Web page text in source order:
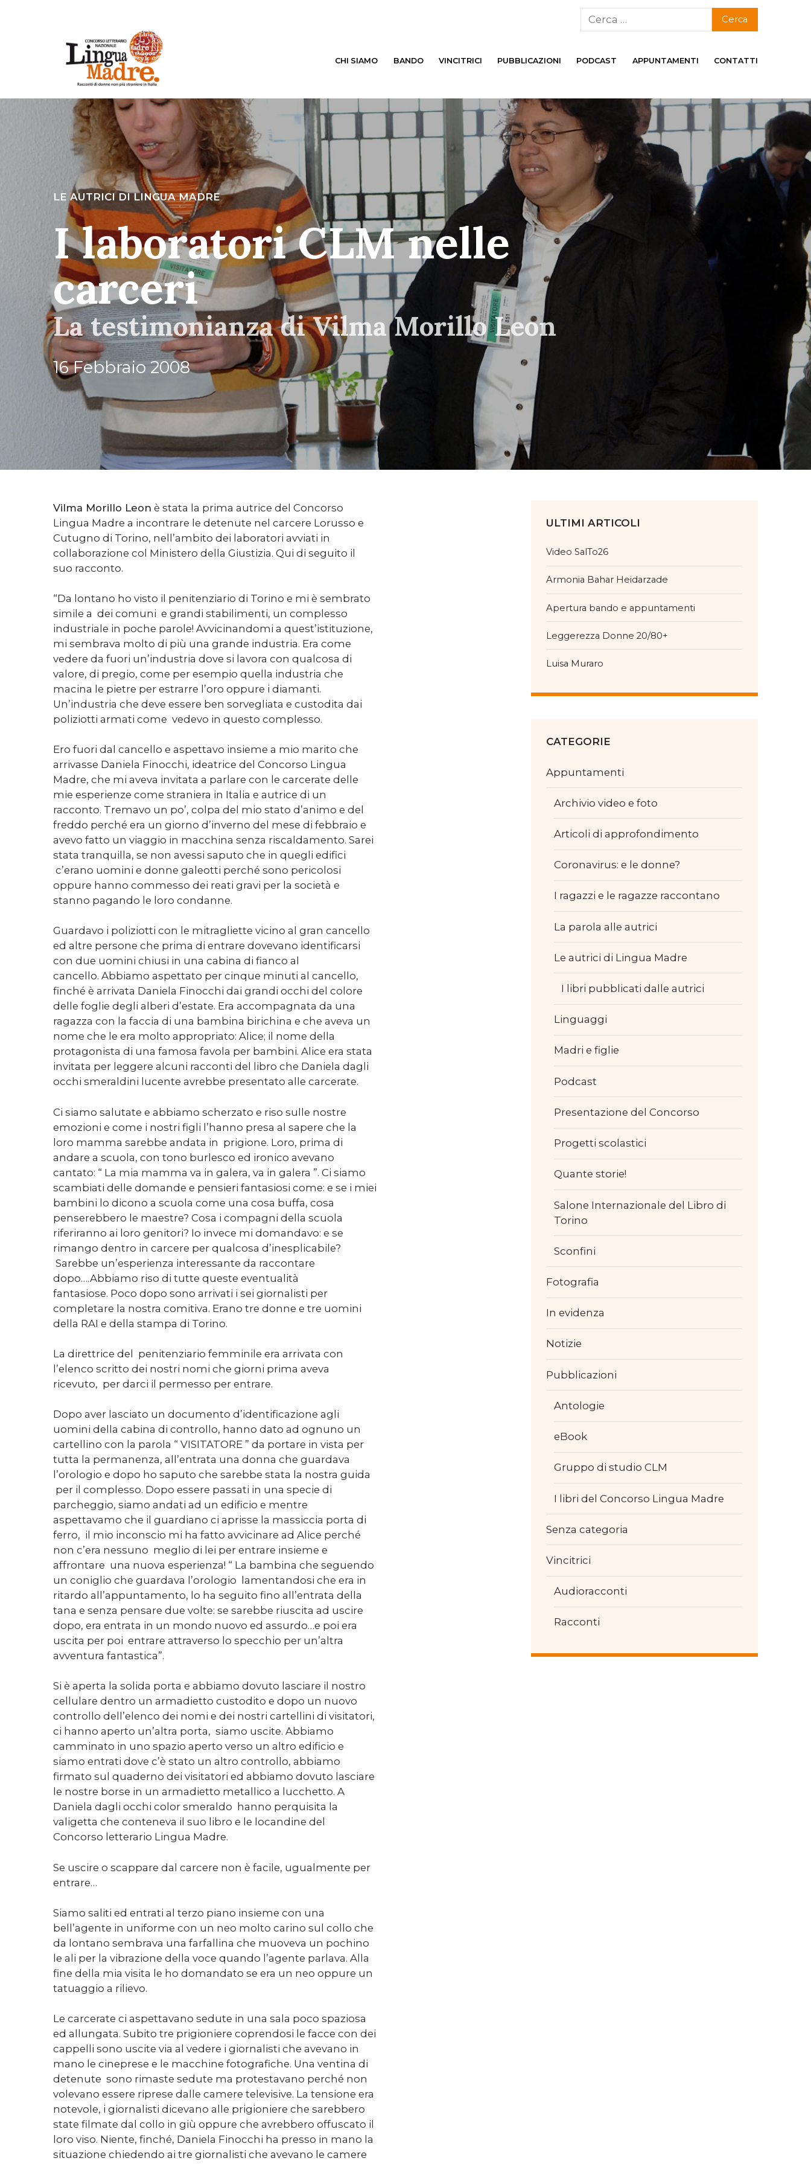
CHI SIAMO BANDO VINCITRICI PUBBLICAZIONI PODCAST APPUNTAMENTI CONTATTI
LE AUTRICI DI LINGUA MADRE
I laboratori CLM nelle
carceri
La testimonianza di Vilma Morillo Leon
16 Febbraio 2008
Vilma Morillo Leon è stata la prima autrice del Concorso
Lingua Madre a incontrare le detenute nel carcere Lorusso e
Cutugno di Torino, nell’ambito dei laboratori avviati in
collaborazione col Ministero della Giustizia. Qui di seguito il
suo racconto.
“Da lontano ho visto il penitenziario di Torino e mi è sembrato
simile a dei comuni e grandi stabilimenti, un complesso
industriale in poche parole! Avvicinandomi a quest’istituzione,
mi sembrava molto di più una grande industria. Era come
vedere da fuori un’industria dove si lavora con qualcosa di
valore, di pregio, come per esempio quella industria che
macina le pietre per estrarre l’oro oppure i diamanti.
Un’industria che deve essere ben sorvegliata e custodita dai
poliziotti armati come vedevo in questo complesso.
Ero fuori dal cancello e aspettavo insieme a mio marito che
arrivasse Daniela Finocchi, ideatrice del Concorso Lingua
Madre, che mi aveva invitata a parlare con le carcerate delle
mie esperienze come straniera in Italia e autrice di un
racconto. Tremavo un po’, colpa del mio stato d’animo e del
freddo perché era un giorno d’inverno del mese di febbraio e
avevo fatto un viaggio in macchina senza riscaldamento. Sarei
stata tranquilla, se non avessi saputo che in quegli edifici
c’erano uomini e donne galeotti perché sono pericolosi
oppure hanno commesso dei reati gravi per la società e
stanno pagando le loro condanne.
Guardavo i poliziotti con le mitragliette vicino al gran cancello
ed altre persone che prima di entrare dovevano identificarsi
con due uomini chiusi in una cabina di fianco al
cancello. Abbiamo aspettato per cinque minuti al cancello,
finché è arrivata Daniela Finocchi dai grandi occhi del colore
delle foglie degli alberi d’estate. Era accompagnata da una
ragazza con la faccia di una bambina birichina e che aveva un
nome che le era molto appropriato: Alice; il nome della
protagonista di una famosa favola per bambini. Alice era stata
invitata per leggere alcuni racconti del libro che Daniela dagli
occhi smeraldini lucente avrebbe presentato alle carcerate.
Ci siamo salutate e abbiamo scherzato e riso sulle nostre
emozioni e come i nostri figli l’hanno presa al sapere che la
loro mamma sarebbe andata in prigione. Loro, prima di
andare a scuola, con tono burlesco ed ironico avevano
cantato: “ La mia mamma va in galera, va in galera ”. Ci siamo
scambiati delle domande e pensieri fantasiosi come: e se i miei
bambini lo dicono a scuola come una cosa buffa, cosa
penserebbero le maestre? Cosa i compagni della scuola
riferiranno ai loro genitori? Io invece mi domandavo: e se
rimango dentro in carcere per qualcosa d’inesplicabile?
Sarebbe un’esperienza interessante da raccontare
dopo….Abbiamo riso di tutte queste eventualità
fantasiose. Poco dopo sono arrivati i sei giornalisti per
completare la nostra comitiva. Erano tre donne e tre uomini
della RAI e della stampa di Torino.
La direttrice del penitenziario femminile era arrivata con
l’elenco scritto dei nostri nomi che giorni prima aveva
ricevuto, per darci il permesso per entrare.
Dopo aver lasciato un documento d’identificazione agli
uomini della cabina di controllo, hanno dato ad ognuno un
cartellino con la parola “ VISITATORE ” da portare in vista per
tutta la permanenza, all’entrata una donna che guardava
l’orologio e dopo ho saputo che sarebbe stata la nostra guida
per il complesso. Dopo essere passati in una specie di
parcheggio, siamo andati ad un edificio e mentre
aspettavamo che il guardiano ci aprisse la massiccia porta di
ferro, il mio inconscio mi ha fatto avvicinare ad Alice perché
non c’era nessuno meglio di lei per entrare insieme e
affrontare una nuova esperienza! “ La bambina che seguendo
un coniglio che guardava l’orologio lamentandosi che era in
ritardo all’appuntamento, lo ha seguito fino all’entrata della
tana e senza pensare due volte: se sarebbe riuscita ad uscire
dopo, era entrata in un mondo nuovo ed assurdo…e poi era
uscita per poi entrare attraverso lo specchio per un’altra
avventura fantastica”.
Si è aperta la solida porta e abbiamo dovuto lasciare il nostro
cellulare dentro un armadietto custodito e dopo un nuovo
controllo dell’elenco dei nomi e dei nostri cartellini di visitatori,
ci hanno aperto un’altra porta, siamo uscite. Abbiamo
camminato in uno spazio aperto verso un altro edificio e
siamo entrati dove c’è stato un altro controllo, abbiamo
firmato sul quaderno dei visitatori ed abbiamo dovuto lasciare
le nostre borse in un armadietto metallico a lucchetto. A
Daniela dagli occhi color smeraldo hanno perquisita la
valigetta che conteneva il suo libro e le locandine del
Concorso letterario Lingua Madre.
Se uscire o scappare dal carcere non è facile, ugualmente per
entrare…
Siamo saliti ed entrati al terzo piano insieme con una
bell’agente in uniforme con un neo molto carino sul collo che
da lontano sembrava una farfallina che muoveva un pochino
le ali per la vibrazione della voce quando l’agente parlava. Alla
fine della mia visita le ho domandato se era un neo oppure un
tatuaggio a rilievo.
Le carcerate ci aspettavano sedute in una sala poco spaziosa
ed allungata. Subito tre prigioniere coprendosi le facce con dei
cappelli sono uscite via al vedere i giornalisti che avevano in
mano le cineprese e le macchine fotografiche. Una ventina di
detenute sono rimaste sedute ma protestavano perché non
volevano essere riprese dalle camere televisive. La tensione era
notevole, i giornalisti dicevano alle prigioniere che sarebbero
state filmate dal collo in giù oppure che avrebbero offuscato il
loro viso. Niente, finché, Daniela Finocchi ha presso in mano la
situazione chiedendo ai tre giornalisti che avevano le camere
ULTIMI ARTICOLI
Video SalTo26
Armonia Bahar Heidarzade
Apertura bando e appuntamenti
Leggerezza Donne 20/80+
Luisa Muraro
CATEGORIE
Appuntamenti
Archivio video e foto
Articoli di approfondimento
Coronavirus: e le donne?
I ragazzi e le ragazze raccontano
La parola alle autrici
Le autrici di Lingua Madre
I libri pubblicati dalle autrici
Linguaggi
Madri e figlie
Podcast
Presentazione del Concorso
Progetti scolastici
Quante storie!
Salone Internazionale del Libro di
Torino
Sconfini
Fotografia
In evidenza
Notizie
Pubblicazioni
Antologie
eBook
Gruppo di studio CLM
I libri del Concorso Lingua Madre
Senza categoria
Vincitrici
Audioracconti
Racconti